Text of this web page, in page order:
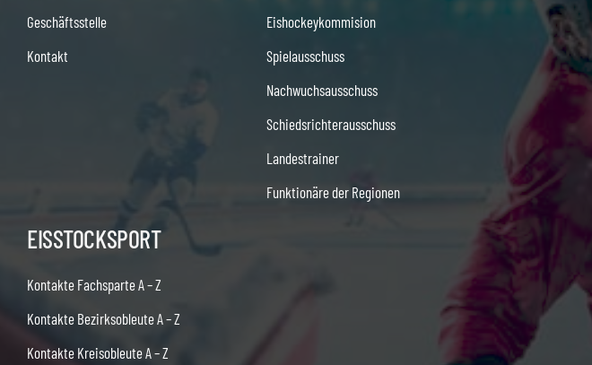
Geschäftsstelle
Kontakt
Eishockeykommision
Spielausschuss
Nachwuchsausschuss
Schiedsrichterausschuss
Landestrainer
Funktionäre der Regionen
EISSTOCKSPORT
Kontakte Fachsparte A – Z
Kontakte Bezirksobleute A – Z
Kontakte Kreisobleute A – Z